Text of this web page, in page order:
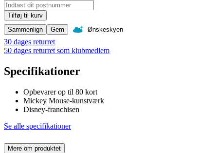
Tilføj til kurv
Sammenlign
Gem Ønskeskyen
30 dages returret
50 dages returret som klubmedlem
Specifikationer
Opbevarer op til 80 kort
Mickey Mouse-kunstværk
Disney-franchisen
Se alle specifikationer
Mere om produktet